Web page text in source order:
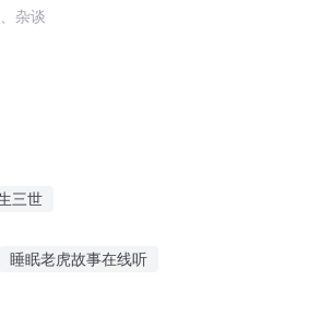
杂谈
三世
睡眠老虎故事在线听